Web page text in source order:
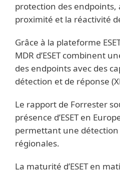
protection des endpoints,
proximité et la réactivité
Grâce à la plateforme
MDR d’ESET combinent
des endpoints avec des
détection et de réponse
Le rapport de Forrester
présence d’ESET en
permettant une
régionales.
La maturité d’ESET en